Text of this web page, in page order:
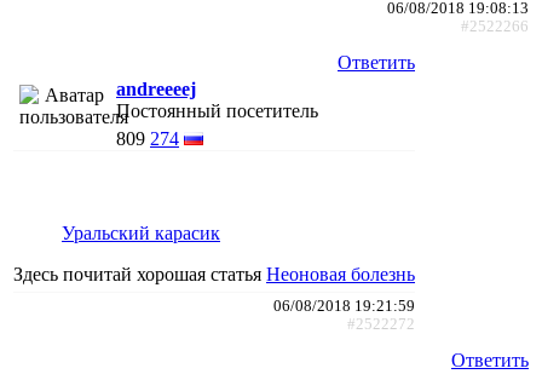
06/08/2018 19:08:13
#2522266
Ответить
andreeeej
Постоянный посетитель
809 274
Уральский карасик
Здесь почитай хорошая статья Неоновая болезнь
06/08/2018 19:21:59
#2522272
Ответить